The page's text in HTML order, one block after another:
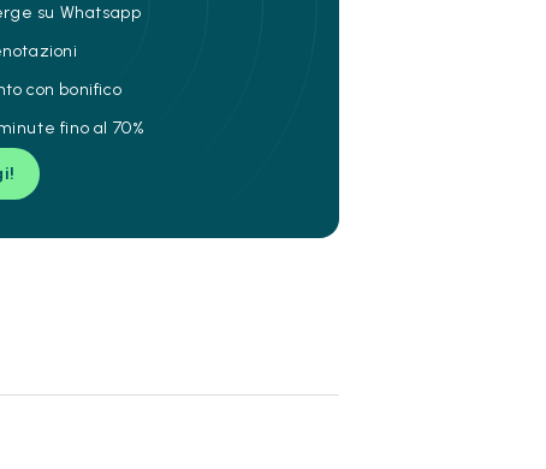
su Whatsapp
con bonifico
fino al 70%